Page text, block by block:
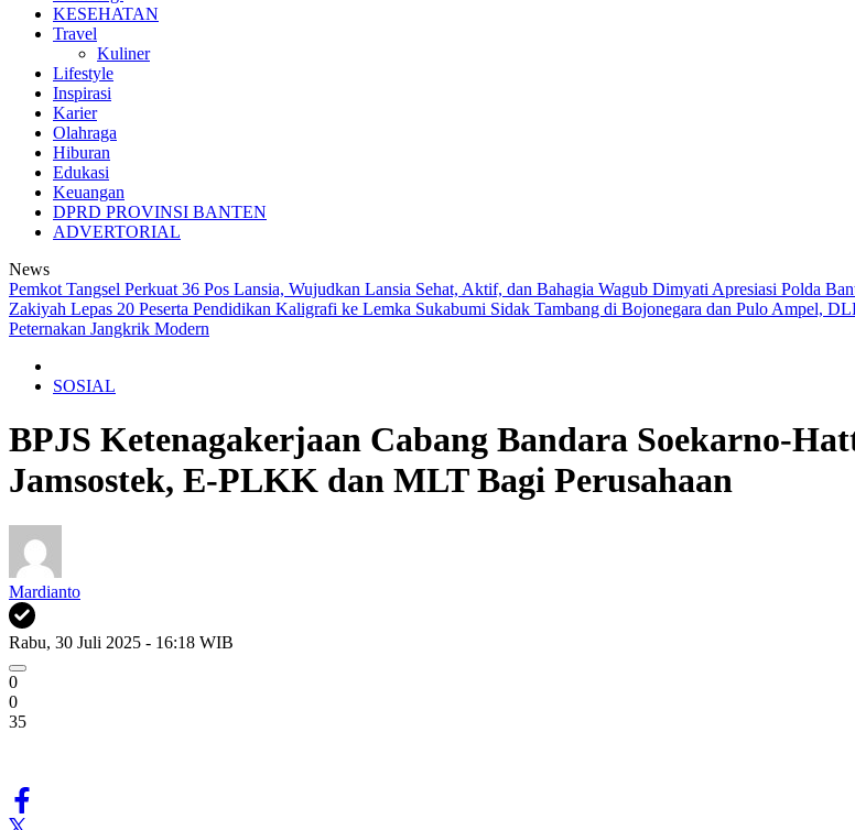
KESEHATAN
Travel
Kuliner
Lifestyle
Inspirasi
Karier
Olahraga
Hiburan
Edukasi
Keuangan
DPRD PROVINSI BANTEN
ADVERTORIAL
News
Pemkot Tangsel Perkuat 36 Pos Lansia, Wujudkan Lansia Sehat, Aktif, dan Bahagia Wagub Dimyati Apresiasi Polda
Zakiyah Lepas 20 Peserta Pendidikan Kaligrafi ke Lemka Sukabumi Sidak Tambang di Bojonegara dan Pulo Ampel,
Peternakan Jangkrik Modern
SOSIAL
BPJS Ketenagakerjaan Cabang Bandara Soekarno-
Jamsostek, E-PLKK dan MLT Bagi Perusahaan
Mardianto
Rabu, 30 Juli 2025 - 16:18 WIB
0
0
35